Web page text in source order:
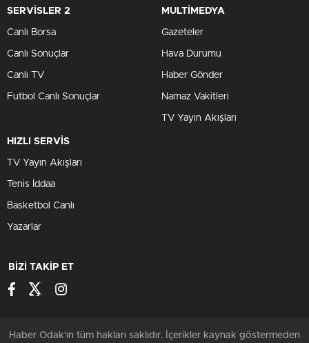
SERVİSLER 2
Canlı Borsa
Canlı Sonuçlar
Canlı TV
Futbol Canlı Sonuçlar
MULTİMEDYA
Gazeteler
Hava Durumu
Haber Gönder
Namaz Vakitleri
TV Yayın Akışları
HIZLI SERVİS
TV Yayın Akışları
Tenis İddaa
Basketbol Canlı
Yazarlar
BİZİ TAKİP ET
Haber Odak'ın tüm hakları saklıdır. İçerikler kaynak göstermeden